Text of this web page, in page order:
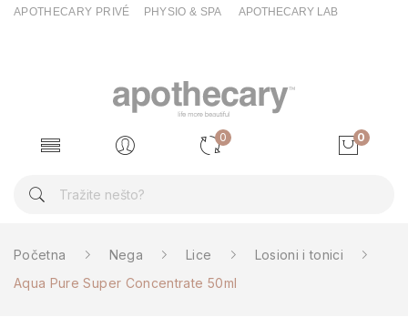
APOTHECARY PRIVÉ PHYSIO & SPA APOTHECARY LAB
0 0
Početna Nega Lice
Losioni i tonici
Aqua Pure Super Concentrate 50ml